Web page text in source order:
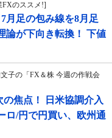
FXのススメ!]
月足の包み線を8月足
論が下向き転換！ 下値
子の「FX＆株 今週の作戦会
の焦点！ 日米協調介入
ロ/円で円買い、欧州通